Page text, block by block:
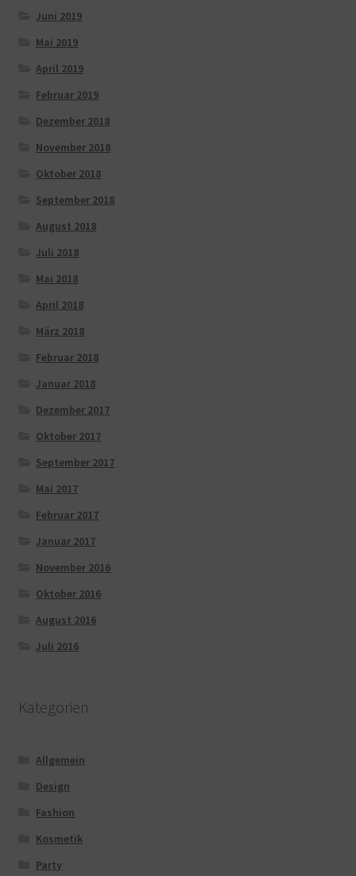
Juni 2019
Mai 2019
April 2019
Februar 2019
Dezember 2018
November 2018
Oktober 2018
September 2018
August 2018
Juli 2018
Mai 2018
April 2018
März 2018
Februar 2018
Januar 2018
Dezember 2017
Oktober 2017
September 2017
Mai 2017
Februar 2017
Januar 2017
November 2016
Oktober 2016
August 2016
Juli 2016
Kategorien
Allgemein
Design
Fashion
Kosmetik
Party